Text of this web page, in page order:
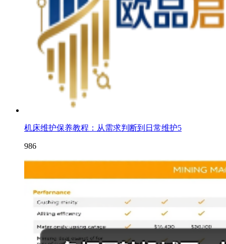
机床维护保养教程：从需求判断到日常维护5
986